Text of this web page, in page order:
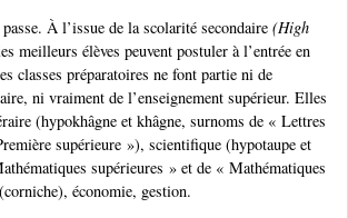
À l’issue de la scolarité secondaire (High
meilleurs élèves peuvent postuler à l’entrée en
classes préparatoires ne font partie ni de
ni vraiment de l’enseignement supérieur. Elles
(hypokhâgne et khâgne, surnoms de « Lettres
supérieure »), scientifique (hypotaupe et
supérieures » et de « Mathématiques
économie, gestion.